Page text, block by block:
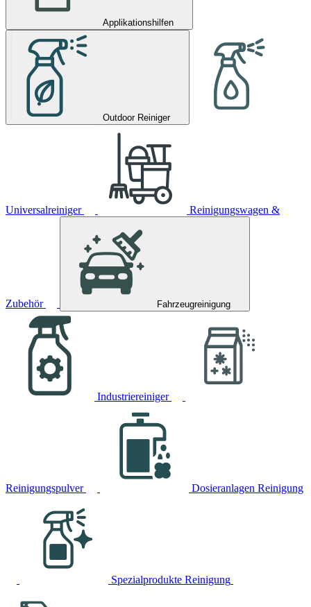
Applikationshilfen
Outdoor Reiniger
Universalreiniger Reinigungswagen &
Zubehör Fahrzeugreinigung
Industriereiniger
Reinigungspulver Dosieranlagen Reinigung
Spezialprodukte Reinigung